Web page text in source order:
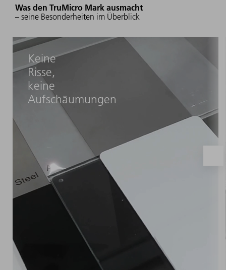
Was den TruMicro Mark ausmacht
– seine Besonderheiten im Überblick
Keine
Risse,
keine
Aufschäumungen